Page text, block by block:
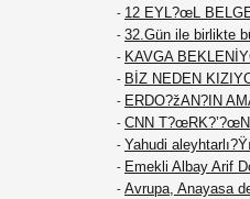
- 12 EYL?œL
- 32.Gün ile birlikte
- KAVGA
- BİZ NEDEN
- ERDO?žAN?IN
- CNN
- Yahudi
- Emekli Albay Arif
- Avrupa, Anayasa